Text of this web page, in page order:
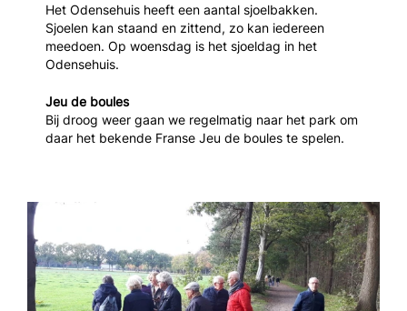
Het Odensehuis heeft een aantal sjoelbakken.
Sjoelen kan staand en zittend, zo kan iedereen
meedoen. Op woensdag is het sjoeldag in het
Odensehuis.
Jeu de boules
Bij droog weer gaan we regelmatig naar het park om
daar het bekende Franse Jeu de boules te spelen.